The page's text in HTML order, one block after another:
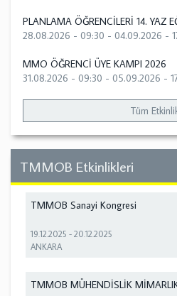
PLANLAMA ÖĞRENCİLERİ 14. YAZ
28.08.2026 - 09:30 - 04.09.2026 -
MMO ÖĞRENCİ ÜYE KAMPI 2026
31.08.2026 - 09:30 - 05.09.2026 -
Tüm
TMMOB Etkinlikleri
TMMOB Sanayi Kongresi
19.12.2025 -20.12.2025
ANKARA
TMMOB MÜHENDİSLİK